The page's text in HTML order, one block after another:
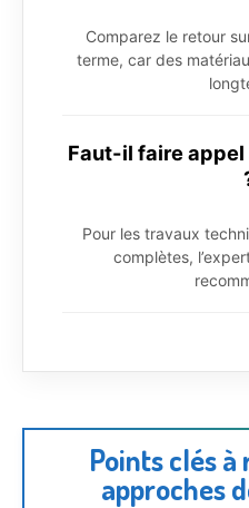
Comparez le retour
terme, car des
Faut-il faire
Pour les travaux
complètes,
Points clés
approches